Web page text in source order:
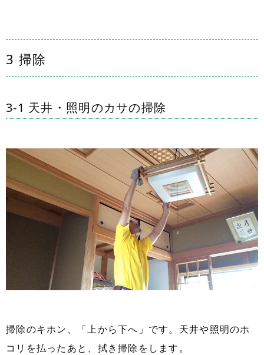
3 掃除
3-1 天井・照明のカサの掃除
掃除のキホン、「上から下へ」です。天井や照明のホ
コリを払ったあと、拭き掃除をします。